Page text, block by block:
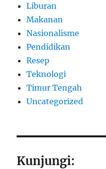
Liburan
Makanan
Nasionalisme
Pendidikan
Resep
Teknologi
Timur Tengah
Uncategorized
Kunjungi: